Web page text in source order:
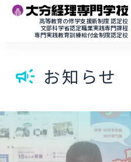
高等教育の修学支援新制度 認定校
文部科学省認定職業実践専門課程
専門実践教育訓練給付金制度認定校
campaign お知らせ